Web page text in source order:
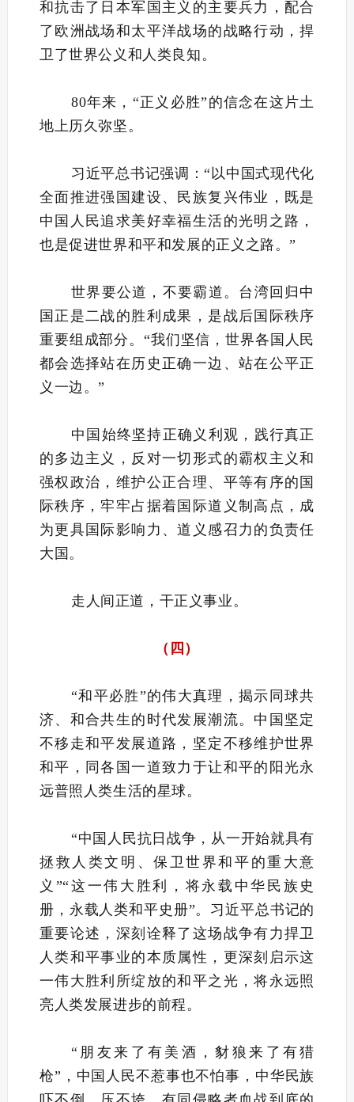
和抗击了日本军国主义的主要兵力，配合
了欧洲战场和太平洋战场的战略行动，捍
卫了世界公义和人类良知。
80年来，“正义必胜”的信念在这片土
地上历久弥坚。
习近平总书记强调：“以中国式现代化
全面推进强国建设、民族复兴伟业，既是
中国人民追求美好幸福生活的光明之路，
也是促进世界和平和发展的正义之路。”
世界要公道，不要霸道。台湾回归中
国正是二战的胜利成果，是战后国际秩序
重要组成部分。“我们坚信，世界各国人民
都会选择站在历史正确一边、站在公平正
义一边。”
中国始终坚持正确义利观，践行真正
的多边主义，反对一切形式的霸权主义和
强权政治，维护公正合理、平等有序的国
际秩序，牢牢占据着国际道义制高点，成
为更具国际影响力、道义感召力的负责任
大国。
走人间正道，干正义事业。
（四）
“和平必胜”的伟大真理，揭示同球共
济、和合共生的时代发展潮流。中国坚定
不移走和平发展道路，坚定不移维护世界
和平，同各国一道致力于让和平的阳光永
远普照人类生活的星球。
“中国人民抗日战争，从一开始就具有
拯救人类文明、保卫世界和平的重大意
义”“这一伟大胜利，将永载中华民族史
册，永载人类和平史册”。习近平总书记的
重要论述，深刻诠释了这场战争有力捍卫
人类和平事业的本质属性，更深刻启示这
一伟大胜利所绽放的和平之光，将永远照
亮人类发展进步的前程。
“朋友来了有美酒，豺狼来了有猎
枪”，中国人民不惹事也不怕事，中华民族